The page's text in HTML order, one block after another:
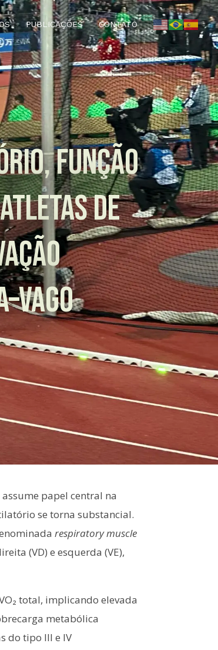
PUBLICAÇÕES CONTATO
FUNÇÃO
DE
papel central na
se torna substancial.
respiratory muscle
(VD) e esquerda (VE),
total, implicando elevada
metabólica
do tipo III e IV